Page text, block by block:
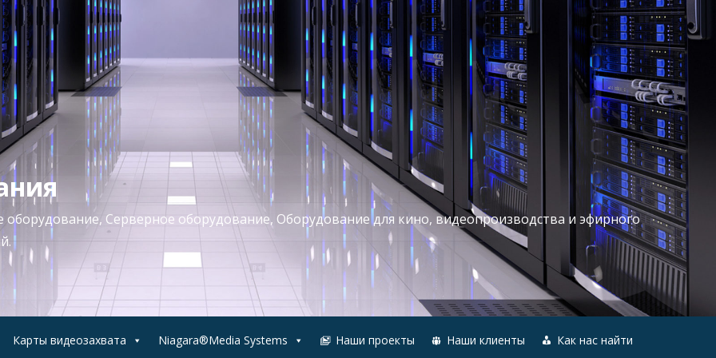
Серверное оборудование, Оборудование для кино, видеопроизводства и эфирного
Карты видеозахвата Niagara®Media Systems Наши проекты Наши клиенты Как нас найти